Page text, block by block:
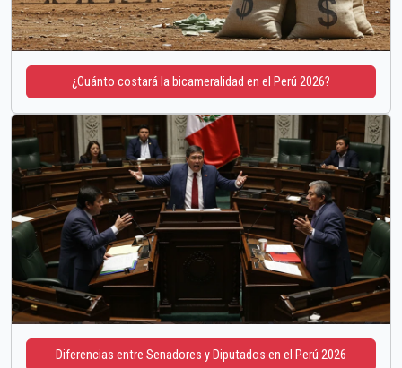
¿Cuánto costará la bicameralidad en el Perú 2026?
Diferencias entre Senadores y Diputados en el Perú 2026